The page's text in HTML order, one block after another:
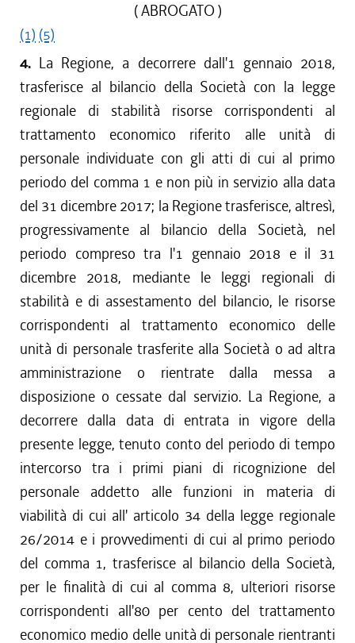
( ABROGATO )
(1) (5)
4. La Regione, a decorrere dall'1 gennaio 2018,
trasferisce al bilancio della Società con la legge
regionale di stabilità risorse corrispondenti al
trattamento economico riferito alle unità di
personale individuate con gli atti di cui al primo
periodo del comma 1 e non più in servizio alla data
del 31 dicembre 2017; la Regione trasferisce, altresì,
progressivamente al bilancio della Società, nel
periodo compreso tra l'1 gennaio 2018 e il 31
dicembre 2018, mediante le leggi regionali di
stabilità e di assestamento del bilancio, le risorse
corrispondenti al trattamento economico delle
unità di personale trasferite alla Società o ad altra
amministrazione o rientrate dalla messa a
disposizione o cessate dal servizio. La Regione, a
decorrere dalla data di entrata in vigore della
presente legge, tenuto conto del periodo di tempo
intercorso tra i primi piani di ricognizione del
personale addetto alle funzioni in materia di
viabilità di cui all' articolo 34 della legge regionale
26/2014 e i provvedimenti di cui al primo periodo
del comma 1, trasferisce al bilancio della Società,
per le finalità di cui al comma 8, ulteriori risorse
corrispondenti all'80 per cento del trattamento
economico medio delle unità di personale rientranti